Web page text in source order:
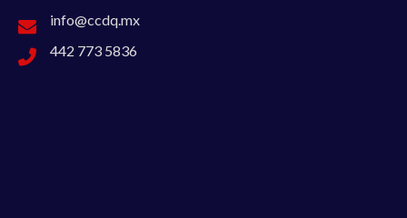
info@ccdq.mx
442 773 5836